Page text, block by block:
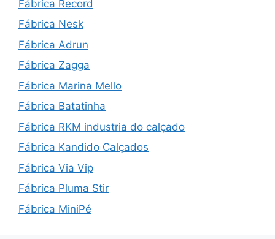
Fábrica Record
Fábrica Nesk
Fábrica Adrun
Fábrica Zagga
Fábrica Marina Mello
Fábrica Batatinha
Fábrica RKM industria do calçado
Fábrica Kandido Calçados
Fábrica Via Vip
Fábrica Pluma Stir
Fábrica MiniPé